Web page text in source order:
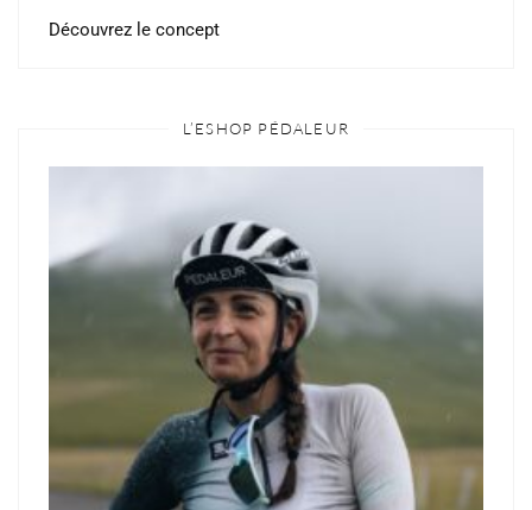
Découvrez le concept
L’ESHOP PÉDALEUR